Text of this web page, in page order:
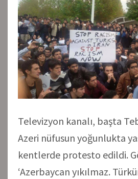
Televizyon kanalı, başta
Azeri nüfusun yoğunlukta
kentlerde protesto edildi.
‘Azerbaycan yıkılmaz.